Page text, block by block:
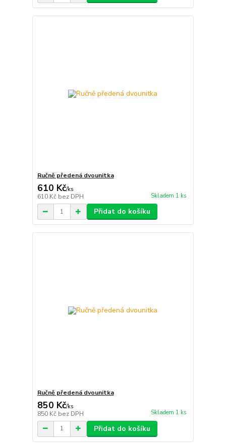
Ručně předená dvounitka
610 Kč/ks
610 Kč bez DPH Skladem 1 ks
Přidat do košíku
Ručně předená dvounitka
850 Kč/ks
850 Kč bez DPH Skladem 1 ks
Přidat do košíku